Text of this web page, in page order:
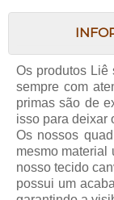
Os produtos Liê
sempre com
primas são de
isso para deixar
Os nossos
mesmo material
nosso tecido
possui um